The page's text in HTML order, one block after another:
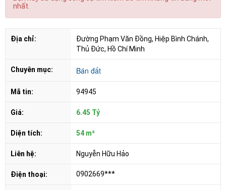
nhất.
Địa chỉ:
Đường Phạm Văn Đồng, Hiệp Bình Chánh,
Thủ Đức, Hồ Chí Minh
Chuyên mục: Bán đất
Mã tin: 94945
Giá: 6.45 Tỷ
Diện tích: 54 m²
Liên hệ: Nguyễn Hữu Hảo
Điện thoại: 0902669***